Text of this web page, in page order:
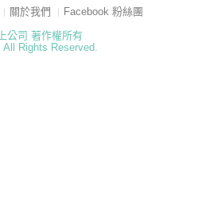
關於我們
Facebook 粉絲團
公司 著作權所有
Rights Reserved.